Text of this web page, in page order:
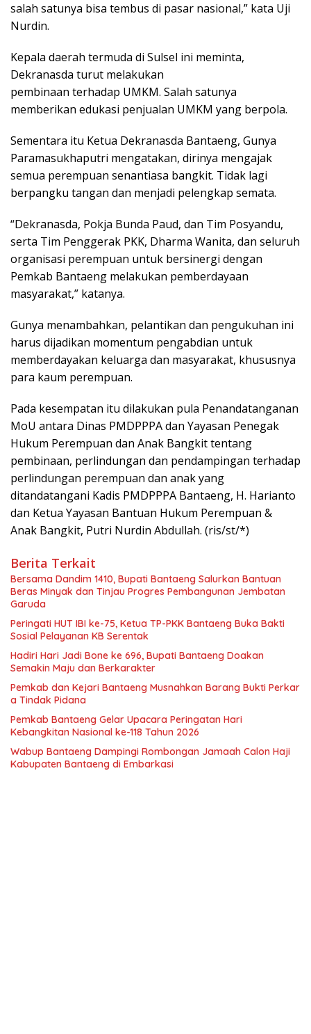
salah satunya bisa tembus di pasar nasional,” kata Uji
Nurdin.
Kepala daerah termuda di Sulsel ini meminta,
Dekranasda turut melakukan
pembinaan terhadap UMKM. Salah satunya
memberikan edukasi penjualan UMKM yang berpola.
Sementara itu Ketua Dekranasda Bantaeng, Gunya
Paramasukhaputri mengatakan, dirinya mengajak
semua perempuan senantiasa bangkit. Tidak lagi
berpangku tangan dan menjadi pelengkap semata.
“Dekranasda, Pokja Bunda Paud, dan Tim Posyandu,
serta Tim Penggerak PKK, Dharma Wanita, dan seluruh
organisasi perempuan untuk bersinergi dengan
Pemkab Bantaeng melakukan pemberdayaan
masyarakat,” katanya.
Gunya menambahkan, pelantikan dan pengukuhan ini
harus dijadikan momentum pengabdian untuk
memberdayakan keluarga dan masyarakat, khususnya
para kaum perempuan.
Pada kesempatan itu dilakukan pula Penandatanganan
MoU antara Dinas PMDPPPA dan Yayasan Penegak
Hukum Perempuan dan Anak Bangkit tentang
pembinaan, perlindungan dan pendampingan terhadap
perlindungan perempuan dan anak yang
ditandatangani Kadis PMDPPPA Bantaeng, H. Harianto
dan Ketua Yayasan Bantuan Hukum Perempuan &
Anak Bangkit, Putri Nurdin Abdullah. (ris/st/*)
Berita Terkait
Bersama Dandim 1410, Bupati Bantaeng Salurkan Bantuan
Beras Minyak dan Tinjau Progres Pembangunan Jembatan
Garuda
Peringati HUT IBI ke-75, Ketua TP-PKK Bantaeng Buka Bakti
Sosial Pelayanan KB Serentak
Hadiri Hari Jadi Bone ke 696, Bupati Bantaeng Doakan
Semakin Maju dan Berkarakter
Pemkab dan Kejari Bantaeng Musnahkan Barang Bukti Perkar
a Tindak Pidana
Pemkab Bantaeng Gelar Upacara Peringatan Hari
Kebangkitan Nasional ke-118 Tahun 2026
Wabup Bantaeng Dampingi Rombongan Jamaah Calon Haji
Kabupaten Bantaeng di Embarkasi